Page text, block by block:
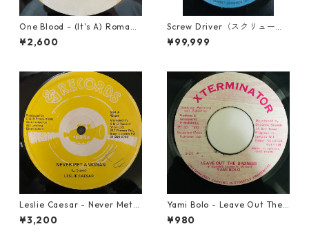
One Blood - (It's A) Romanc
e【12-50054】
¥2,600
Screw Driver（スクリュード
ライバー） - Computer Rule
【7'】
¥99,999
Leslie Caesar - Never Met A
Woman【12-50067】
¥3,200
Yami Bolo - Leave Out The
Badness 【7-10916】
¥980